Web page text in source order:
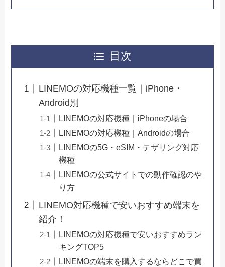
目次
LINEMOの対応機種一覧｜iPhone・
Android別
LINEMOの対応機種｜iPhoneの場合
LINEMOの対応機種｜Androidの場合
LINEMOの5G・eSIM・テザリング対応
機種
LINEMOの公式サイトでの動作確認のや
り方
LINEMO対応機種で安いおすすめ端末を
紹介！
LINEMOの対応機種で安いおすすめラン
キングTOP5
LINEMOの端末を購入するならどこで買